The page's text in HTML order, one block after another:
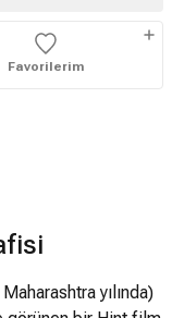
Favorilerim
yılında)